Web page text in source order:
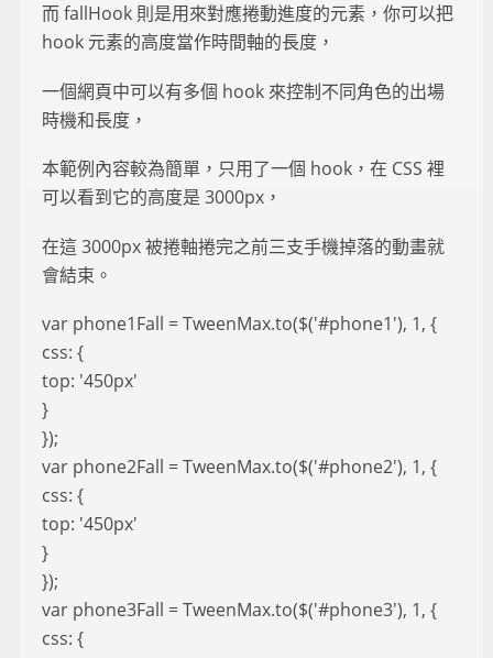
而 fallHook 則是用來對應捲動進度的元素，你可以把
hook 元素的高度當作時間軸的長度，
一個網頁中可以有多個 hook 來控制不同角色的出場
時機和長度，
本範例內容較為簡單，只用了一個 hook，在 CSS 裡
可以看到它的高度是 3000px，
在這 3000px 被捲軸捲完之前三支手機掉落的動畫就
會結束。
var phone1Fall = TweenMax.to($('#phone1'), 1, {
css: {
top: '450px'
}
});
var phone2Fall = TweenMax.to($('#phone2'), 1, {
css: {
top: '450px'
}
});
var phone3Fall = TweenMax.to($('#phone3'), 1, {
css: {